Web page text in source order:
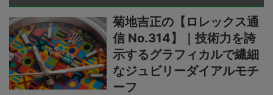
菊地吉正の【ロレックス通
信 No.314】｜技術力を誇
示するグラフィカルで繊細
なジュビリーダイアルモチ
ーフ